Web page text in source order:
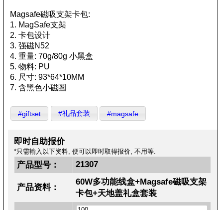
Magsafe磁吸支架卡包:
1. MagSafe支架
2. 卡包设计
3. 强磁N52
4. 重量: 70g/80g 小黑盒
5. 物料: PU
6. 尺寸: 93*64*10MM
7. 含黑色小磁圏
#giftset #礼品套装 #magsafe
即时自助报价
*只需输入以下资料, 便可以即时取得报价, 不用等.
产品型号： 21307
产品资料：
60W多功能线盒+Magsafe磁吸支架
卡包+天地盖礼盒套装